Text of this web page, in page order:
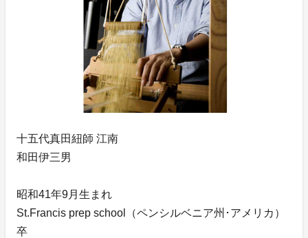
十五代真田紐師 江南
和田伊三男
昭和41年9月生まれ
St.Francis prep school（ペンシルベニア州･アメリカ）
卒